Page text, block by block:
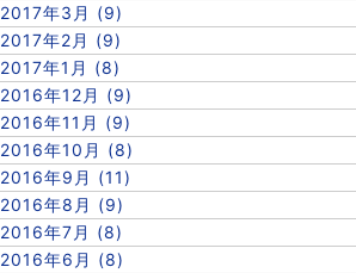
2017年3月 (9)
2017年2月 (9)
2017年1月 (8)
2016年12月 (9)
2016年11月 (9)
2016年10月 (8)
2016年9月 (11)
2016年8月 (9)
2016年7月 (8)
2016年6月 (8)